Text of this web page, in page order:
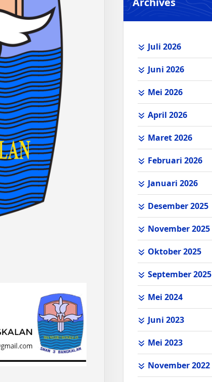
Juli 2026
Juni 2026
Mei 2026
April 2026
Maret 2026
Februari 2026
Januari 2026
Desember 2025
November 2025
Oktober 2025
September 2025
Mei 2024
Juni 2023
Mei 2023
November 2022